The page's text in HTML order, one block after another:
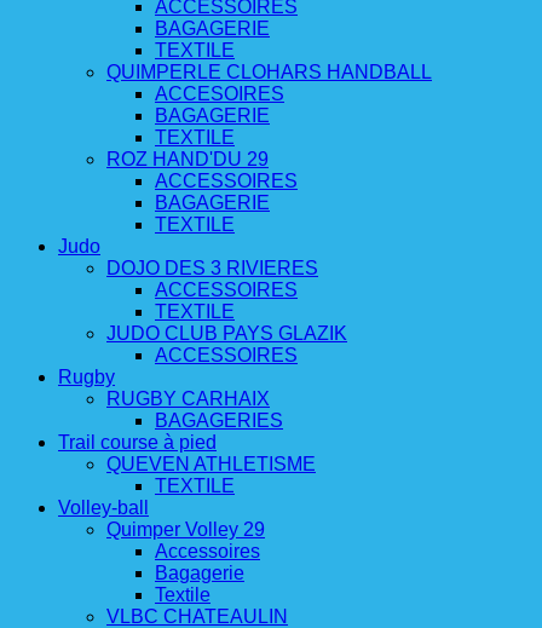
ACCESSOIRES
BAGAGERIE
TEXTILE
QUIMPERLE CLOHARS HANDBALL
ACCESOIRES
BAGAGERIE
TEXTILE
ROZ HAND'DU 29
ACCESSOIRES
BAGAGERIE
TEXTILE
Judo
DOJO DES 3 RIVIERES
ACCESSOIRES
TEXTILE
JUDO CLUB PAYS GLAZIK
ACCESSOIRES
Rugby
RUGBY CARHAIX
BAGAGERIES
Trail course à pied
QUEVEN ATHLETISME
TEXTILE
Volley-ball
Quimper Volley 29
Accessoires
Bagagerie
Textile
VLBC CHATEAULIN